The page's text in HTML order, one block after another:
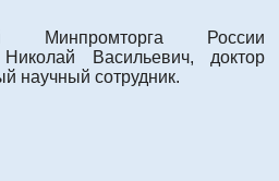
Минпромторга России
Васильевич, доктор
научный сотрудник.